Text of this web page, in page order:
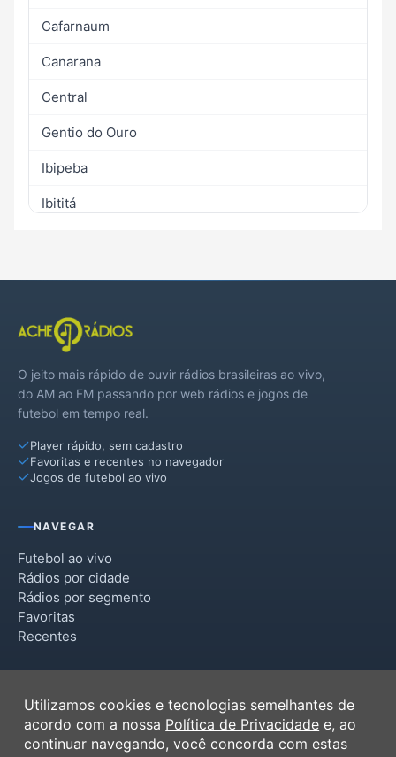
Cafarnaum
Canarana
Central
Gentio do Ouro
Ibipeba
Ibititá
Lapão
Morro do Chapéu
Mulungu do Morro
Presidente Dutra
São Gabriel
Souto Soares
Uibaí
O jeito mais rápido de ouvir rádios brasileiras ao vivo,
do AM ao FM passando por web rádios e jogos de
futebol em tempo real.
Player rápido, sem cadastro
Favoritas e recentes no navegador
Jogos de futebol ao vivo
NAVEGAR
Futebol ao vivo
Rádios por cidade
Rádios por segmento
Favoritas
Recentes
Termos de Uso
Política de Privacidade
Utilizamos cookies e tecnologias semelhantes de
acordo com a nossa Política de Privacidade e, ao
continuar navegando, você concorda com estas